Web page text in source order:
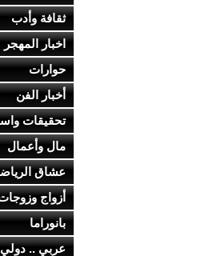
ثقافة وأدب
اخبار المهجر
حوارات
أخبار الفن
تحقيقات
مال وأعمال
عشاق
أزواج
بانوراما
عربي .. دولي